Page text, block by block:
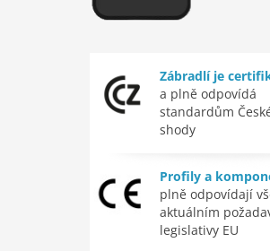
Zábradlí je
a plně odpovídá
standardům
shody
Profily a
plně odpovídají
aktuálním
legislativy EU